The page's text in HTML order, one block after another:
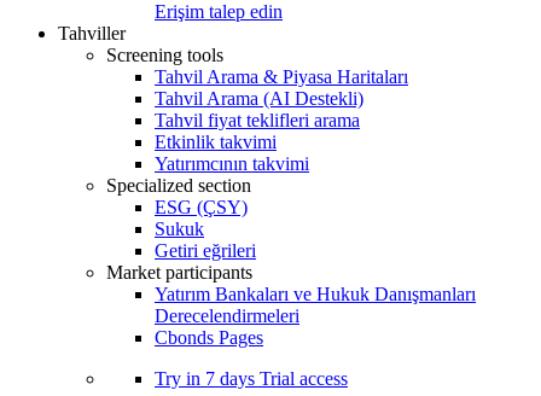
Erişim talep edin
Tahviller
Screening tools
Tahvil Arama & Piyasa Haritaları
Tahvil Arama (AI Destekli)
Tahvil fiyat teklifleri arama
Etkinlik takvimi
Yatırımcının takvimi
Specialized section
ESG (ÇSY)
Sukuk
Getiri eğrileri
Market participants
Yatırım Bankaları ve Hukuk Danışmanları
Derecelendirmeleri
Cbonds Pages
Try in 7 days Trial access